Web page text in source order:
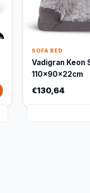
SOFA BED
Vadigran Keon
110x90x22cm
€130,64